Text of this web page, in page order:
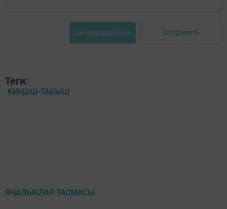
Авторизоваться Отправить
Теги:
КИҢӘШ-ТАБЫШ
ЯҢАЛЫКЛАР ТАСМАСЫ